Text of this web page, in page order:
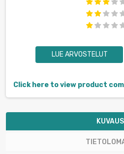
LUE ARVOSTELUT
Click here to view product
KUVAUS